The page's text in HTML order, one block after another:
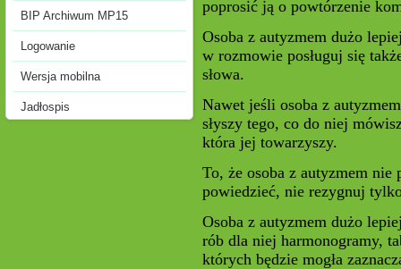
BIP Archiwum MP15
Logowanie
Wersja mobilna
Jadłospis
poprosić ją o powtórzenie
Osoba z autyzmem dużo
w rozmowie posługuj się
słowa.
Nawet jeśli osoba z
słyszy tego, co do niej
która jej towarzyszy.
To, że osoba z autyzmem nie
powiedzieć, nie rezygnuj
Osoba z autyzmem dużo
rób dla niej harmonogramy,
których będzie mogła